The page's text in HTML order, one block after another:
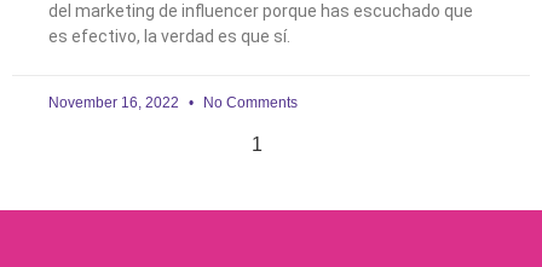
del marketing de influencer porque has escuchado que
es efectivo, la verdad es que sí.
November 16, 2022 No Comments
1